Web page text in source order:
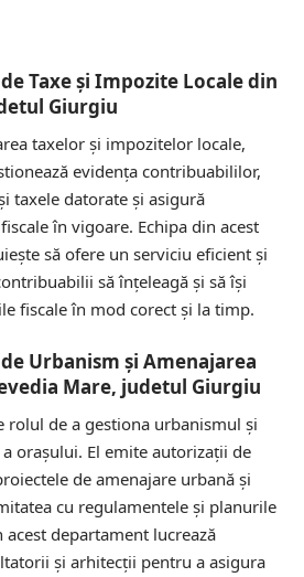
Taxe și Impozite Locale din
Giurgiu
taxelor și impozitelor locale,
evidența contribuabililor,
taxele datorate și asigură
în vigoare. Echipa din acest
să ofere un serviciu eficient și
să înțeleagă și să își
fiscale în mod corect și la timp.
Urbanism și Amenajarea
Mare, judetul Giurgiu
rolul de a gestiona urbanismul și
orașului. El emite autorizații de
de amenajare urbană și
cu regulamentele și planurile
acest departament lucrează
și arhitecții pentru a asigura